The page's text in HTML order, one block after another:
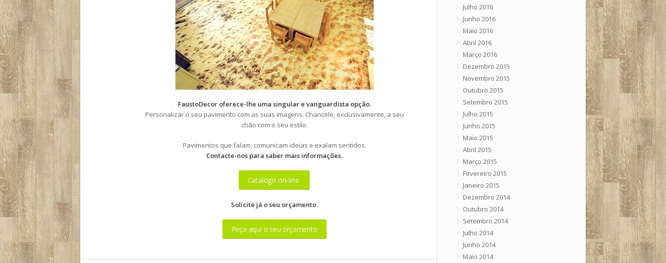
FaustoDecor oferece-lhe uma singular e vanguardista opção.
Personalizar o seu pavimento com as suas imagens. Chancele, exclusivamente, a seu
chão com o seu estilo.
Pavimentos que falam, comunicam ideias e exalam sentidos.
Contacte-nos para saber mais informações.
Catalogo on-line
Solicite já o seu orçamento.
Peça aqui o seu orçamento
Julho 2016
Junho 2016
Maio 2016
Abril 2016
Março 2016
Dezembro 2015
Novembro 2015
Outubro 2015
Setembro 2015
Julho 2015
Junho 2015
Maio 2015
Abril 2015
Março 2015
Fevereiro 2015
Janeiro 2015
Dezembro 2014
Outubro 2014
Setembro 2014
Julho 2014
Junho 2014
Maio 2014